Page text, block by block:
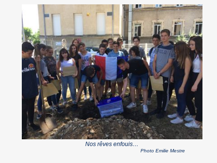
Nos rêves enfouis…
Photo Emilie Mestre